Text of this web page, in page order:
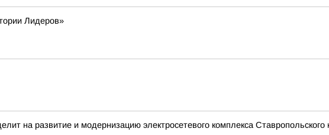
Лидеров»
на развитие и модернизацию электросетевого комплекса Ставропольского